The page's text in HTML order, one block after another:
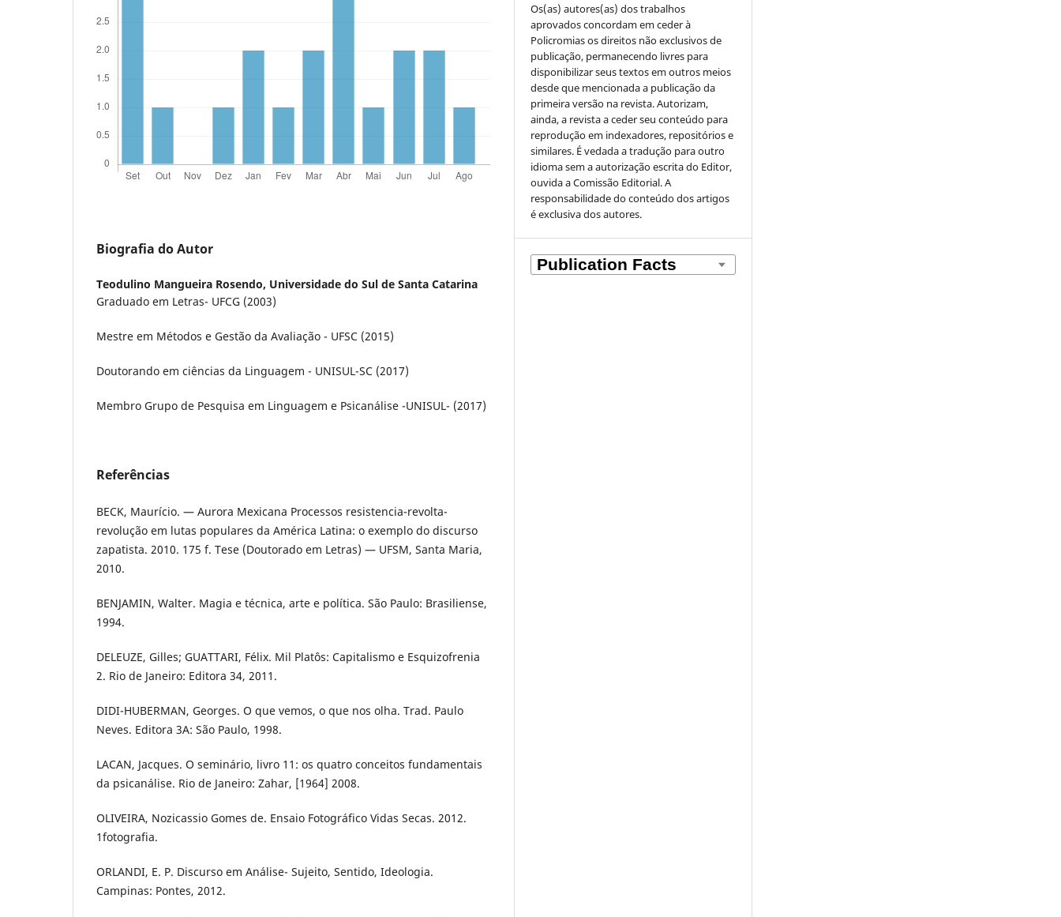
Biografia do Autor
Teodulino Mangueira Rosendo, Universidade do Sul de Santa Catarina
Graduado em Letras- UFCG (2003)
Mestre em Métodos e Gestão da Avaliação - UFSC (2015)
Doutorando em ciências da Linguagem - UNISUL-SC (2017)
Membro Grupo de Pesquisa em Linguagem e Psicanálise -UNISUL- (2017)
Referências
BECK, Maurício. — Aurora Mexicana Processos resistencia-revolta-
revolução em lutas populares da América Latina: o exemplo do discurso
zapatista. 2010. 175 f. Tese (Doutorado em Letras) — UFSM, Santa Maria,
2010.
BENJAMIN, Walter. Magia e técnica, arte e política. São Paulo: Brasiliense,
1994.
DELEUZE, Gilles; GUATTARI, Félix. Mil Platôs: Capitalismo e Esquizofrenia
2. Rio de Janeiro: Editora 34, 2011.
DIDI-HUBERMAN, Georges. O que vemos, o que nos olha. Trad. Paulo
Neves. Editora 3A: São Paulo, 1998.
LACAN, Jacques. O seminário, livro 11: os quatro conceitos fundamentais
da psicanálise. Rio de Janeiro: Zahar, [1964] 2008.
OLIVEIRA, Nozicassio Gomes de. Ensaio Fotográfico Vidas Secas. 2012.
1fotografia.
ORLANDI, E. P. Discurso em Análise- Sujeito, Sentido, Ideologia.
Campinas: Pontes, 2012.
Os(as) autores(as) dos trabalhos
aprovados concordam em ceder à
Policromias os direitos não exclusivos de
publicação, permanecendo livres para
disponibilizar seus textos em outros meios
desde que mencionada a publicação da
primeira versão na revista. Autorizam,
ainda, a revista a ceder seu conteúdo para
reprodução em indexadores, repositórios e
similares. É vedada a tradução para outro
idioma sem a autorização escrita do Editor,
ouvida a Comissão Editorial. A
responsabilidade do conteúdo dos artigos
é exclusiva dos autores.